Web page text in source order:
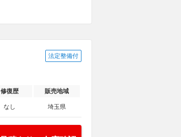
法定整備付
修復歴 販売地域
なし 埼玉県